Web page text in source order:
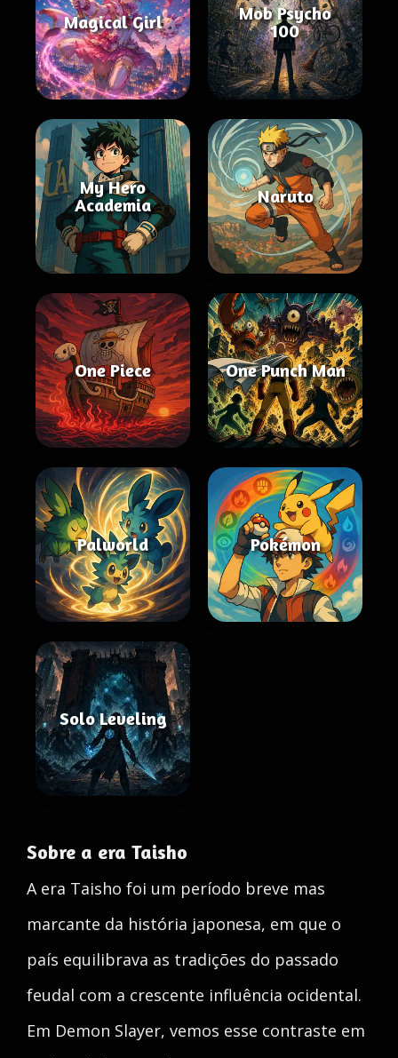
Magical Girl
Mob Psycho
100
My Hero
Academia
Naruto
One Piece One Punch Man
Palworld Pokémon
Solo Leveling
Sobre a era Taisho
A era Taisho foi um período breve mas
marcante da história japonesa, em que o
país equilibrava as tradições do passado
feudal com a crescente influência ocidental.
Em Demon Slayer, vemos esse contraste em